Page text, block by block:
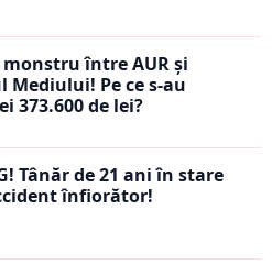
monstru între AUR și
Mediului! Pe ce s-au
373.600 de lei?
Tânăr de 21 ani în stare
înfiorător!